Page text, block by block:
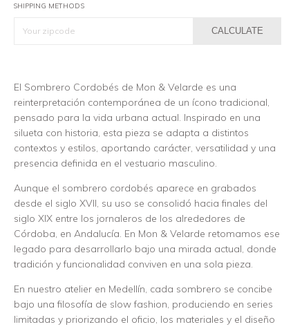
SHIPPING METHODS
CALCULATE
El Sombrero Cordobés de Mon & Velarde es una
reinterpretación contemporánea de un ícono tradicional,
pensado para la vida urbana actual. Inspirado en una
silueta con historia, esta pieza se adapta a distintos
contextos y estilos, aportando carácter, versatilidad y una
presencia definida en el vestuario masculino.
Aunque el sombrero cordobés aparece en grabados
desde el siglo XVII, su uso se consolidó hacia finales del
siglo XIX entre los jornaleros de los alrededores de
Córdoba, en Andalucía. En Mon & Velarde retomamos ese
legado para desarrollarlo bajo una mirada actual, donde
tradición y funcionalidad conviven en una sola pieza.
En nuestro atelier en Medellín, cada sombrero se concibe
bajo una filosofía de slow fashion, produciendo en series
limitadas y priorizando el oficio, los materiales y el diseño